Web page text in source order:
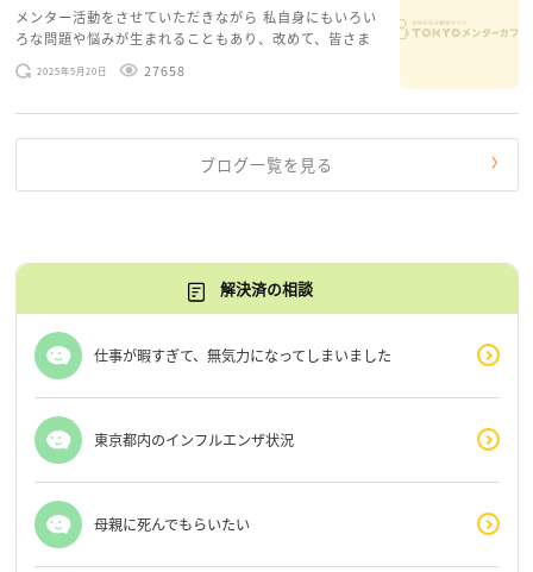
メンター活動をさせていただきながら 私自身にもいろい
ろな問題や悩みが生まれることもあり、改めて、皆さま
のお悩みを読みながら 「みんな、もがいてる。わたし
だけじゃないんだな」と、逆に励まされるような日々で
2025年5月20日 27658
ブログ一覧を見る
解決済の相談
仕事が暇すぎて、無気力になってしまいました
東京都内のインフルエンザ状況
母親に死んでもらいたい